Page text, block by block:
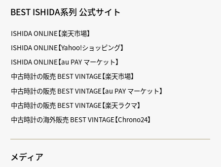
BEST ISHIDA系列 公式サイト
ISHIDA ONLINE【楽天市場】
ISHIDA ONLINE【Yahoo!ショッピング】
ISHIDA ONLINE【au PAY マーケット】
中古時計の販売 BEST VINTAGE【楽天市場】
中古時計の販売 BEST VINTAGE【au PAY マーケット】
中古時計の販売 BEST VINTAGE【楽天ラクマ】
中古時計の海外販売 BEST VINTAGE【Chrono24】
メディア